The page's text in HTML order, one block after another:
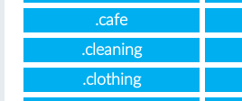
.cafe
.cleaning
.clothing